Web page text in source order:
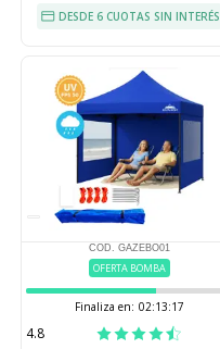
DESDE 6 CUOTAS SIN INTERÉS
COD. GAZEBO01
OFERTA BOMBA
Finaliza en: 02:13:16
4.8